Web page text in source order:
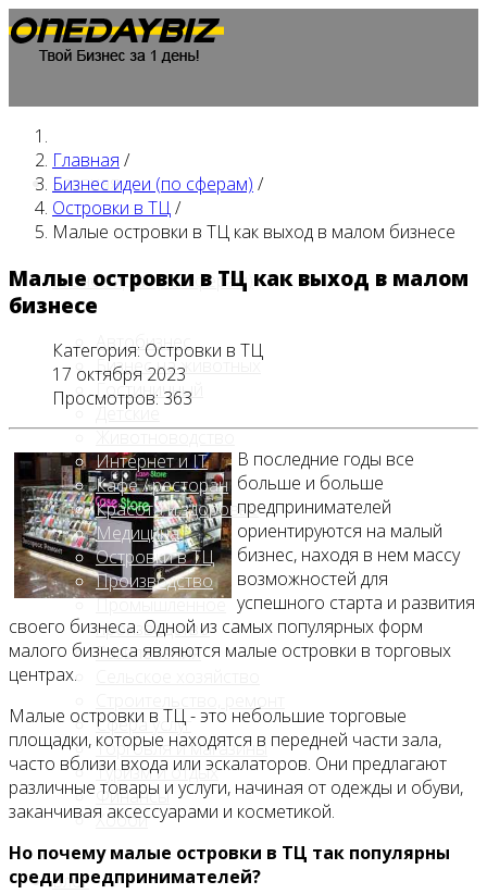
Главная
Бизнес идеи (по сферам)
Автобизнес
Бизнес на животных
Гостиничный
Детские
Интернет и IT
Кафе / ресторан
Красота и здоровье
Медицина
Островки в ТЦ
Производство
Промышленное
производство
Развлечения
Сфера услуг
Торговля и магазины
Туризм и отдых
Финансы
Хобби
Блог
Главная /
Бизнес идеи (по сферам) /
Островки в ТЦ/
Малые островки в ТЦ как выход в малом бизнесе
Малые островки в ТЦ как выход в малом
бизнесе
Категория: Островки в ТЦ
17 октября 2023
Просмотров: 363
В последние годы все
больше и больше
предпринимателей
ориентируются на малый
бизнес, находя в нем массу
возможностей для
успешного старта и развития
своего бизнеса. Одной из самых популярных форм
малого бизнеса являются малые островки в торговых
центрах.
Малые островки в ТЦ - это небольшие торговые
площадки, которые находятся в передней части зала,
часто вблизи входа или эскалаторов. Они предлагают
различные товары и услуги, начиная от одежды и обуви,
заканчивая аксессуарами и косметикой.
Но почему малые островки в ТЦ так популярны
среди предпринимателей?